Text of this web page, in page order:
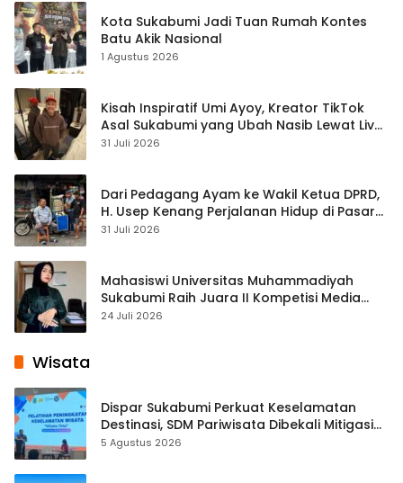
Kota Sukabumi Jadi Tuan Rumah Kontes
Batu Akik Nasional
1 Agustus 2026
Kisah Inspiratif Umi Ayoy, Kreator TikTok
Asal Sukabumi yang Ubah Nasib Lewat Live
Streaming
31 Juli 2026
Dari Pedagang Ayam ke Wakil Ketua DPRD,
H. Usep Kenang Perjalanan Hidup di Pasar
Cisaat
31 Juli 2026
Mahasiswi Universitas Muhammadiyah
Sukabumi Raih Juara II Kompetisi Media
Pembelajaran Digital Tingkat Internasional
24 Juli 2026
Wisata
Dispar Sukabumi Perkuat Keselamatan
Destinasi, SDM Pariwisata Dibekali Mitigasi
hingga Teknik Evakuasi
5 Agustus 2026